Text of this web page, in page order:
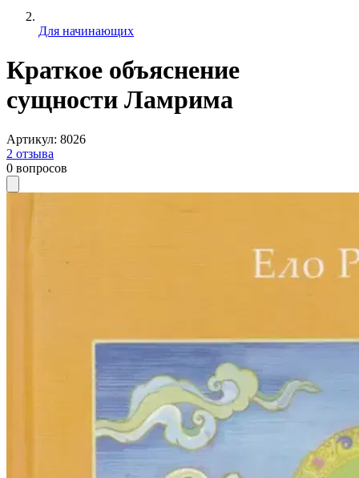
Для начинающих
Краткое объяснение
сущности Ламрима
Артикул: 8026
2 отзыва
0 вопросов